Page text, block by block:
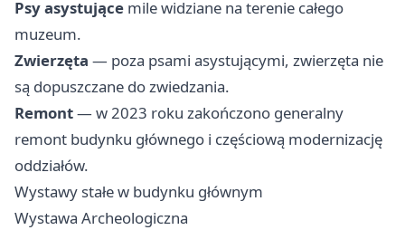
Psy asystujące mile widziane na terenie całego
muzeum.
Zwierzęta — poza psami asystującymi, zwierzęta nie
są dopuszczane do zwiedzania.
Remont— w 2023 roku zakończono generalny
remont budynku głównego i częściową modernizację
oddziałów.
Wystawy stałe w budynku głównym
Wystawa Archeologiczna